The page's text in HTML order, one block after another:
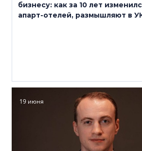
бизнесу: как за 10 лет
апарт-отелей, размышляют в
19 июня